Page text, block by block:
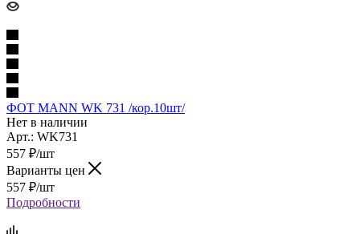
ФОТ MANN WK 731 /кор.10шт/
Нет в наличии
Арт.: WK731
557 ₽/шт
Варианты цен
557 ₽/шт
Подробности